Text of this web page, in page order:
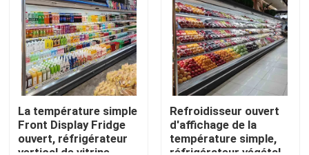
Maison
La température simple
Front Display Fridge
ouvert, réfrigérateur
Refroidisseur ouvert
d'affichage de la
température simple,